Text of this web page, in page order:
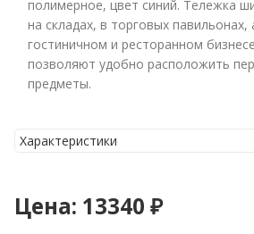
полимерное, цвет синий. Тележка
на складах, в торговых павильонах,
гостиничном и ресторанном
позволяют удобно расположить
предметы.
Характеристики
Цена: 13340 ₽